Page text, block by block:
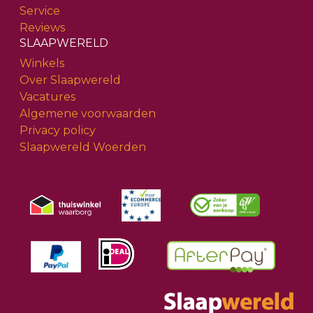
Service
Reviews
SLAAPWERELD
Winkels
Over Slaapwereld
Vacatures
Algemene voorwaarden
Privacy policy
Slaapwereld Woerden